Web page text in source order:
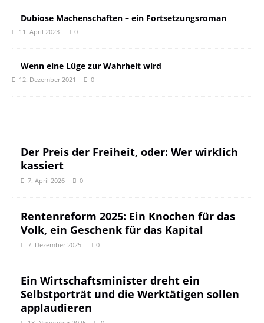
Dubiose Machenschaften – ein Fortsetzungsroman
11. April 2023 0
Wenn eine Lüge zur Wahrheit wird
12. Dezember 2021 0
Der Preis der Freiheit, oder: Wer wirklich
kassiert
7. April 2026 0
Rentenreform 2025: Ein Knochen für das
Volk, ein Geschenk für das Kapital
7. Dezember 2025 0
Ein Wirtschaftsminister dreht ein
Selbstporträt und die Werktätigen sollen
applaudieren